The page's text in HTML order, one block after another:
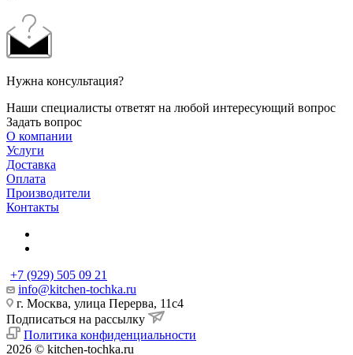
Нужна консультация?
Наши специалисты ответят на любой интересующий вопрос
Задать вопрос
О компании
Услуги
Доставка
Оплата
Производители
Контакты
+7 (929) 505 09 21
info@kitchen-tochka.ru
г. Москва, улица Перерва, 11с4
Подписаться на рассылку
Политика конфиденциальности
2026 © kitchen-tochka.ru